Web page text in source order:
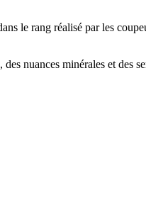
le rang réalisé par les
nuances minérales et des